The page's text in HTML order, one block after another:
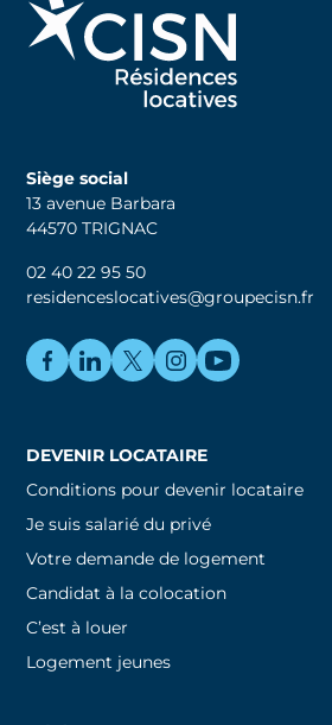
Siège social
13 avenue Barbara
44570 TRIGNAC
02 40 22 95 50
residenceslocatives@groupecisn.fr
DEVENIR LOCATAIRE
Conditions pour devenir locataire
Je suis salarié du privé
Votre demande de logement
Candidat à la colocation
C’est à louer
Logement jeunes